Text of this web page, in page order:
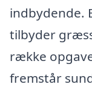
indbydende.
tilbyder
række
fremstår